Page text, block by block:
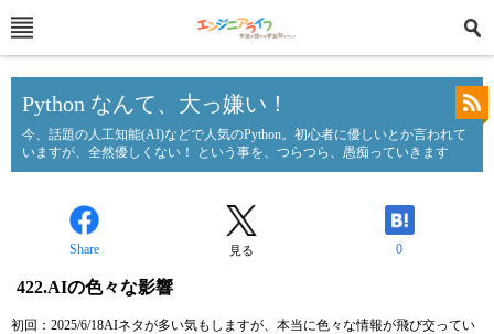
Python なんて、大っ嫌い！
今、話題の人工知能(AI)などで人気のPython。初心者に優しいとか言われて
いますが、全然優しくない！ という事を、つらつら、愚痴っていきます
Share 見る 0
422.AIの色々な影響
初回：2025/6/18AIネタが多い気もしますが、本当に色々な情報が飛び交ってい